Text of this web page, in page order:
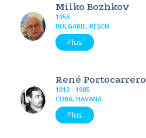
Milko Bozhkov
1953
BULGARIE, RESEN
Plus
René Portocarrero
1912 - 1985
CUBA, HAVANA
Plus